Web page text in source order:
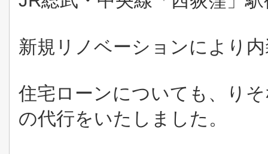
新規リノベーションにより
住宅ローンについても、り
の代行をいたしました。